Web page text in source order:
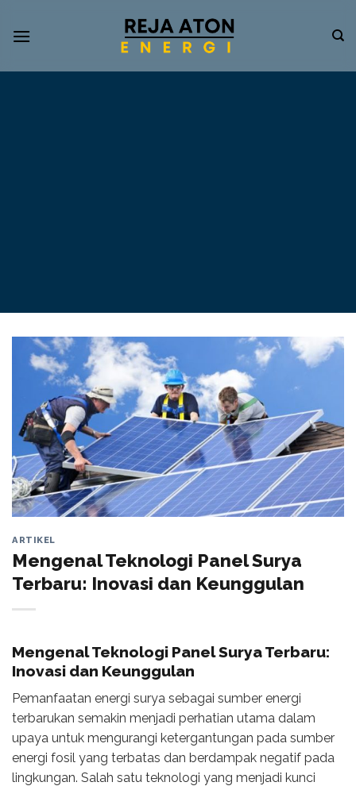
Informasi
ARTIKEL
Mengenal Teknologi Panel Surya
Terbaru: Inovasi dan Keunggulan
Mengenal Teknologi Panel Surya Terbaru:
Inovasi dan Keunggulan
Pemanfaatan energi surya sebagai sumber energi
terbarukan semakin menjadi perhatian utama dalam
upaya untuk mengurangi ketergantungan pada sumber
energi fosil yang terbatas dan berdampak negatif pada
lingkungan. Salah satu teknologi yang menjadi kunci